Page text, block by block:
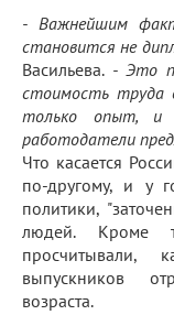
- Важнейшим
становится не
Васильева. - Это
стоимость труда
только опыт, и
работодатели
Что касается
по-другому, и у
политики,
людей. Кроме
просчитывали,
выпускников
возраста.